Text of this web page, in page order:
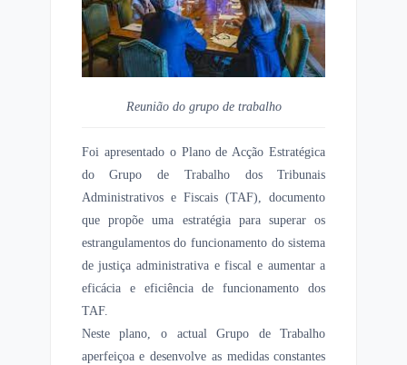
Reunião do grupo de trabalho
Foi apresentado o Plano de Acção Estratégica
do Grupo de Trabalho dos Tribunais
Administrativos e Fiscais (TAF), documento
que propõe uma estratégia para superar os
estrangulamentos do funcionamento do sistema
de justiça administrativa e fiscal e aumentar a
eficácia e eficiência de funcionamento dos
TAF.
Neste plano, o actual Grupo de Trabalho
aperfeiçoa e desenvolve as medidas constantes